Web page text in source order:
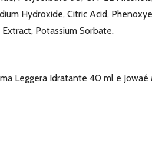
Hydroxide, Citric Acid,
Potassium Sorbate.
Leggera Idratante 40 ml e